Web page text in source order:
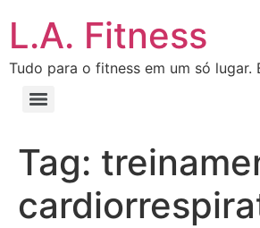
L.A. Fitness
Tudo para o fitness em um só lugar.
Tag: